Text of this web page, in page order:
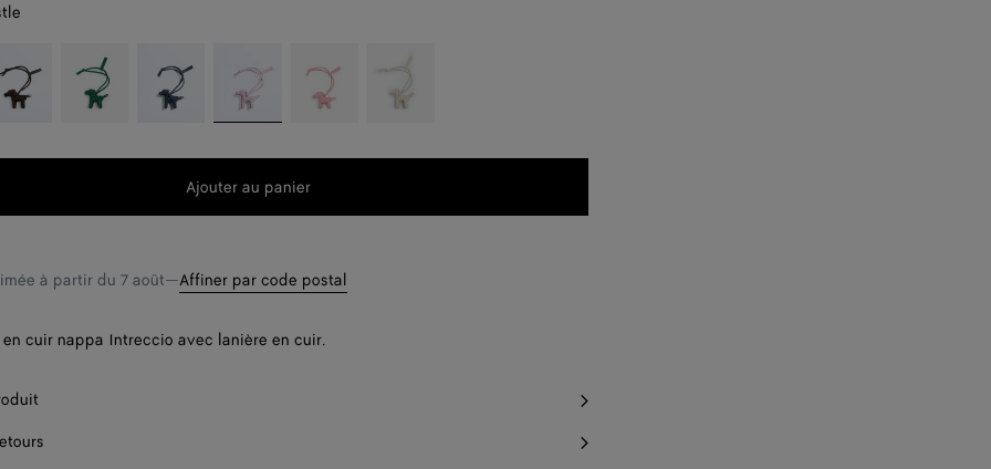
Jungle Seasalt
Ajouter
Ajouter au panier
Sélectionner
à partir du 7 août—Affiner par code postal
en cuir nappa Intreccio avec lanière en cuir.